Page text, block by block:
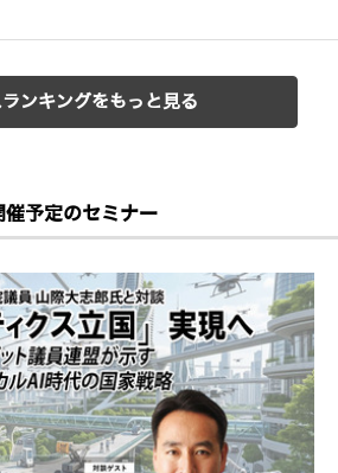
ンキングをもっと見る
催予定のセミナー